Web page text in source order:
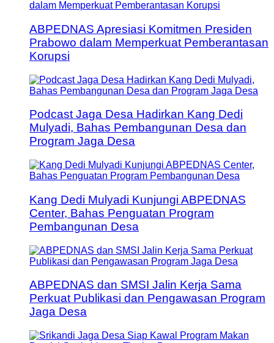
ABPEDNAS Apresiasi Komitmen Presiden
Prabowo dalam Memperkuat Pemberantasan
Korupsi
Podcast Jaga Desa Hadirkan Kang Dedi
Mulyadi, Bahas Pembangunan Desa dan
Program Jaga Desa
Kang Dedi Mulyadi Kunjungi ABPEDNAS
Center, Bahas Penguatan Program
Pembangunan Desa
ABPEDNAS dan SMSI Jalin Kerja Sama
Perkuat Publikasi dan Pengawasan Program
Jaga Desa